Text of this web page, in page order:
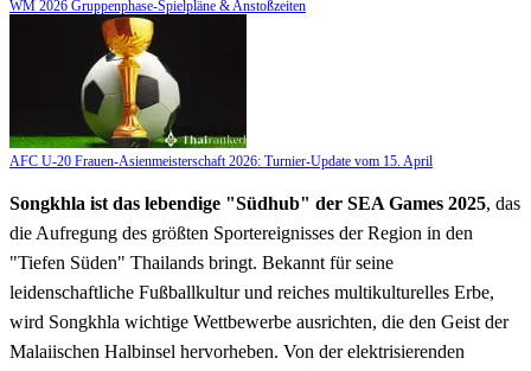
WM 2026 Gruppenphase-Spielpläne & Anstoßzeiten
AFC U-20 Frauen-Asienmeisterschaft 2026: Turnier-Update vom 15. April
Songkhla ist das lebendige "Südhub" der SEA Games 2025, das
die Aufregung des größten Sportereignisses der Region in den
"Tiefen Süden" Thailands bringt. Bekannt für seine
leidenschaftliche Fußballkultur und reiches multikulturelles Erbe,
wird Songkhla wichtige Wettbewerbe ausrichten, die den Geist der
Malaiischen Halbinsel hervorheben. Von der elektrisierenden